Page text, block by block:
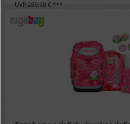
UVP 289,90 € ***